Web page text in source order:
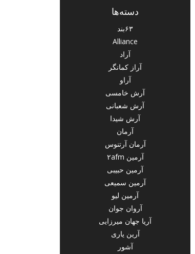
دسته‌ها
۶۳بند
Alliance
آراد
آراز کمانگر
آراو
آرش خامسی
آرش شعبانی
آرش شیدا
آرمان
آرمان آرتنوس
آرمین ۲afm
آرمین حبیبی
آرمین سمیعی
آرمین لیو
آروان جوان
آریا جهان میرزایی
آرین یاری
آشور